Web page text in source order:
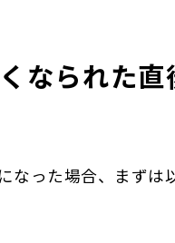
なられた直
なった場合、まずは